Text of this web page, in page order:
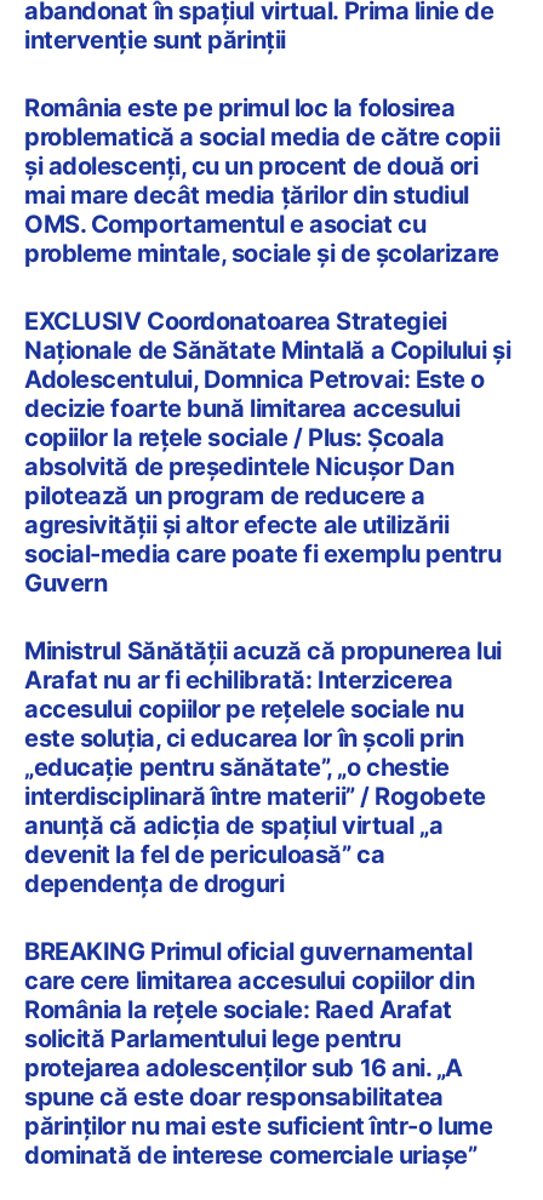
abandonat în spațiul virtual. Prima linie de
intervenție sunt părinții
România este pe primul loc la folosirea
problematică a social media de către copii
și adolescenți, cu un procent de două ori
mai mare decât media țărilor din studiul
OMS. Comportamentul e asociat cu
probleme mintale, sociale și de școlarizare
EXCLUSIV Coordonatoarea Strategiei
Naționale de Sănătate Mintală a Copilului și
Adolescentului, Domnica Petrovai: Este o
decizie foarte bună limitarea accesului
copiilor la rețele sociale / Plus: Școala
absolvită de președintele Nicușor Dan
pilotează un program de reducere a
agresivității și altor efecte ale utilizării
social-media care poate fi exemplu pentru
Guvern
Ministrul Sănătății acuză că propunerea lui
Arafat nu ar fi echilibrată: Interzicerea
accesului copiilor pe reţelele sociale nu
este soluția, ci educarea lor în școli prin
„educaţie pentru sănătate”, „o chestie
interdisciplinară între materii” / Rogobete
anunță că adicţia de spaţiul virtual „a
devenit la fel de periculoasă” ca
dependența de droguri
BREAKING Primul oficial guvernamental
care cere limitarea accesului copiilor din
România la rețele sociale: Raed Arafat
solicită Parlamentului lege pentru
protejarea adolescenților sub 16 ani. „A
spune că este doar responsabilitatea
părinților nu mai este suficient într-o lume
dominată de interese comerciale uriașe”